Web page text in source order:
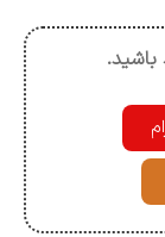
باشید.